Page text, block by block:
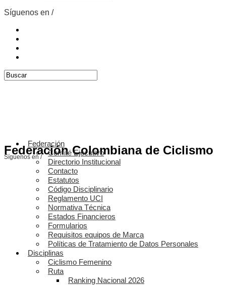
Síguenos en /
Federación Colombiana de Ciclismo
Síguenos en /
Federación
Comité Ejecutivo
Directorio Institucional
Contacto
Estatutos
Código Disciplinario
Reglamento UCI
Normativa Técnica
Estados Financieros
Formularios
Requisitos equipos de Marca
Políticas de Tratamiento de Datos Personales
Disciplinas
Ciclismo Femenino
Ruta
Ranking Nacional 2026